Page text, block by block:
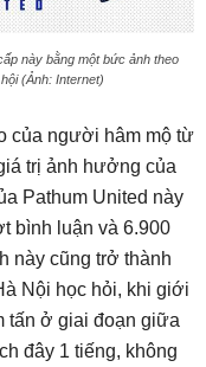
này bằng một bức ảnh theo
(Ảnh: Internet)
của người hâm mộ từ
trị ảnh hưởng của
Pathum United này
bình luận và 6.900
này cũng trở thành
Nội học hỏi, khi giới
tấn ở giai đoạn giữa
đây 1 tiếng, không